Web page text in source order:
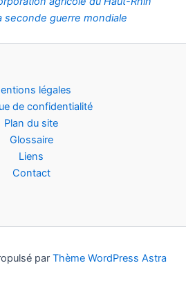
seconde guerre mondiale
légales
de confidentialité
Plan du site
Glossaire
Liens
Contact
par Thème WordPress Astra